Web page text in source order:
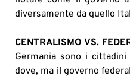
diversamente da quello
CENTRALISMO VS.
Germania sono i
dove, ma il governo